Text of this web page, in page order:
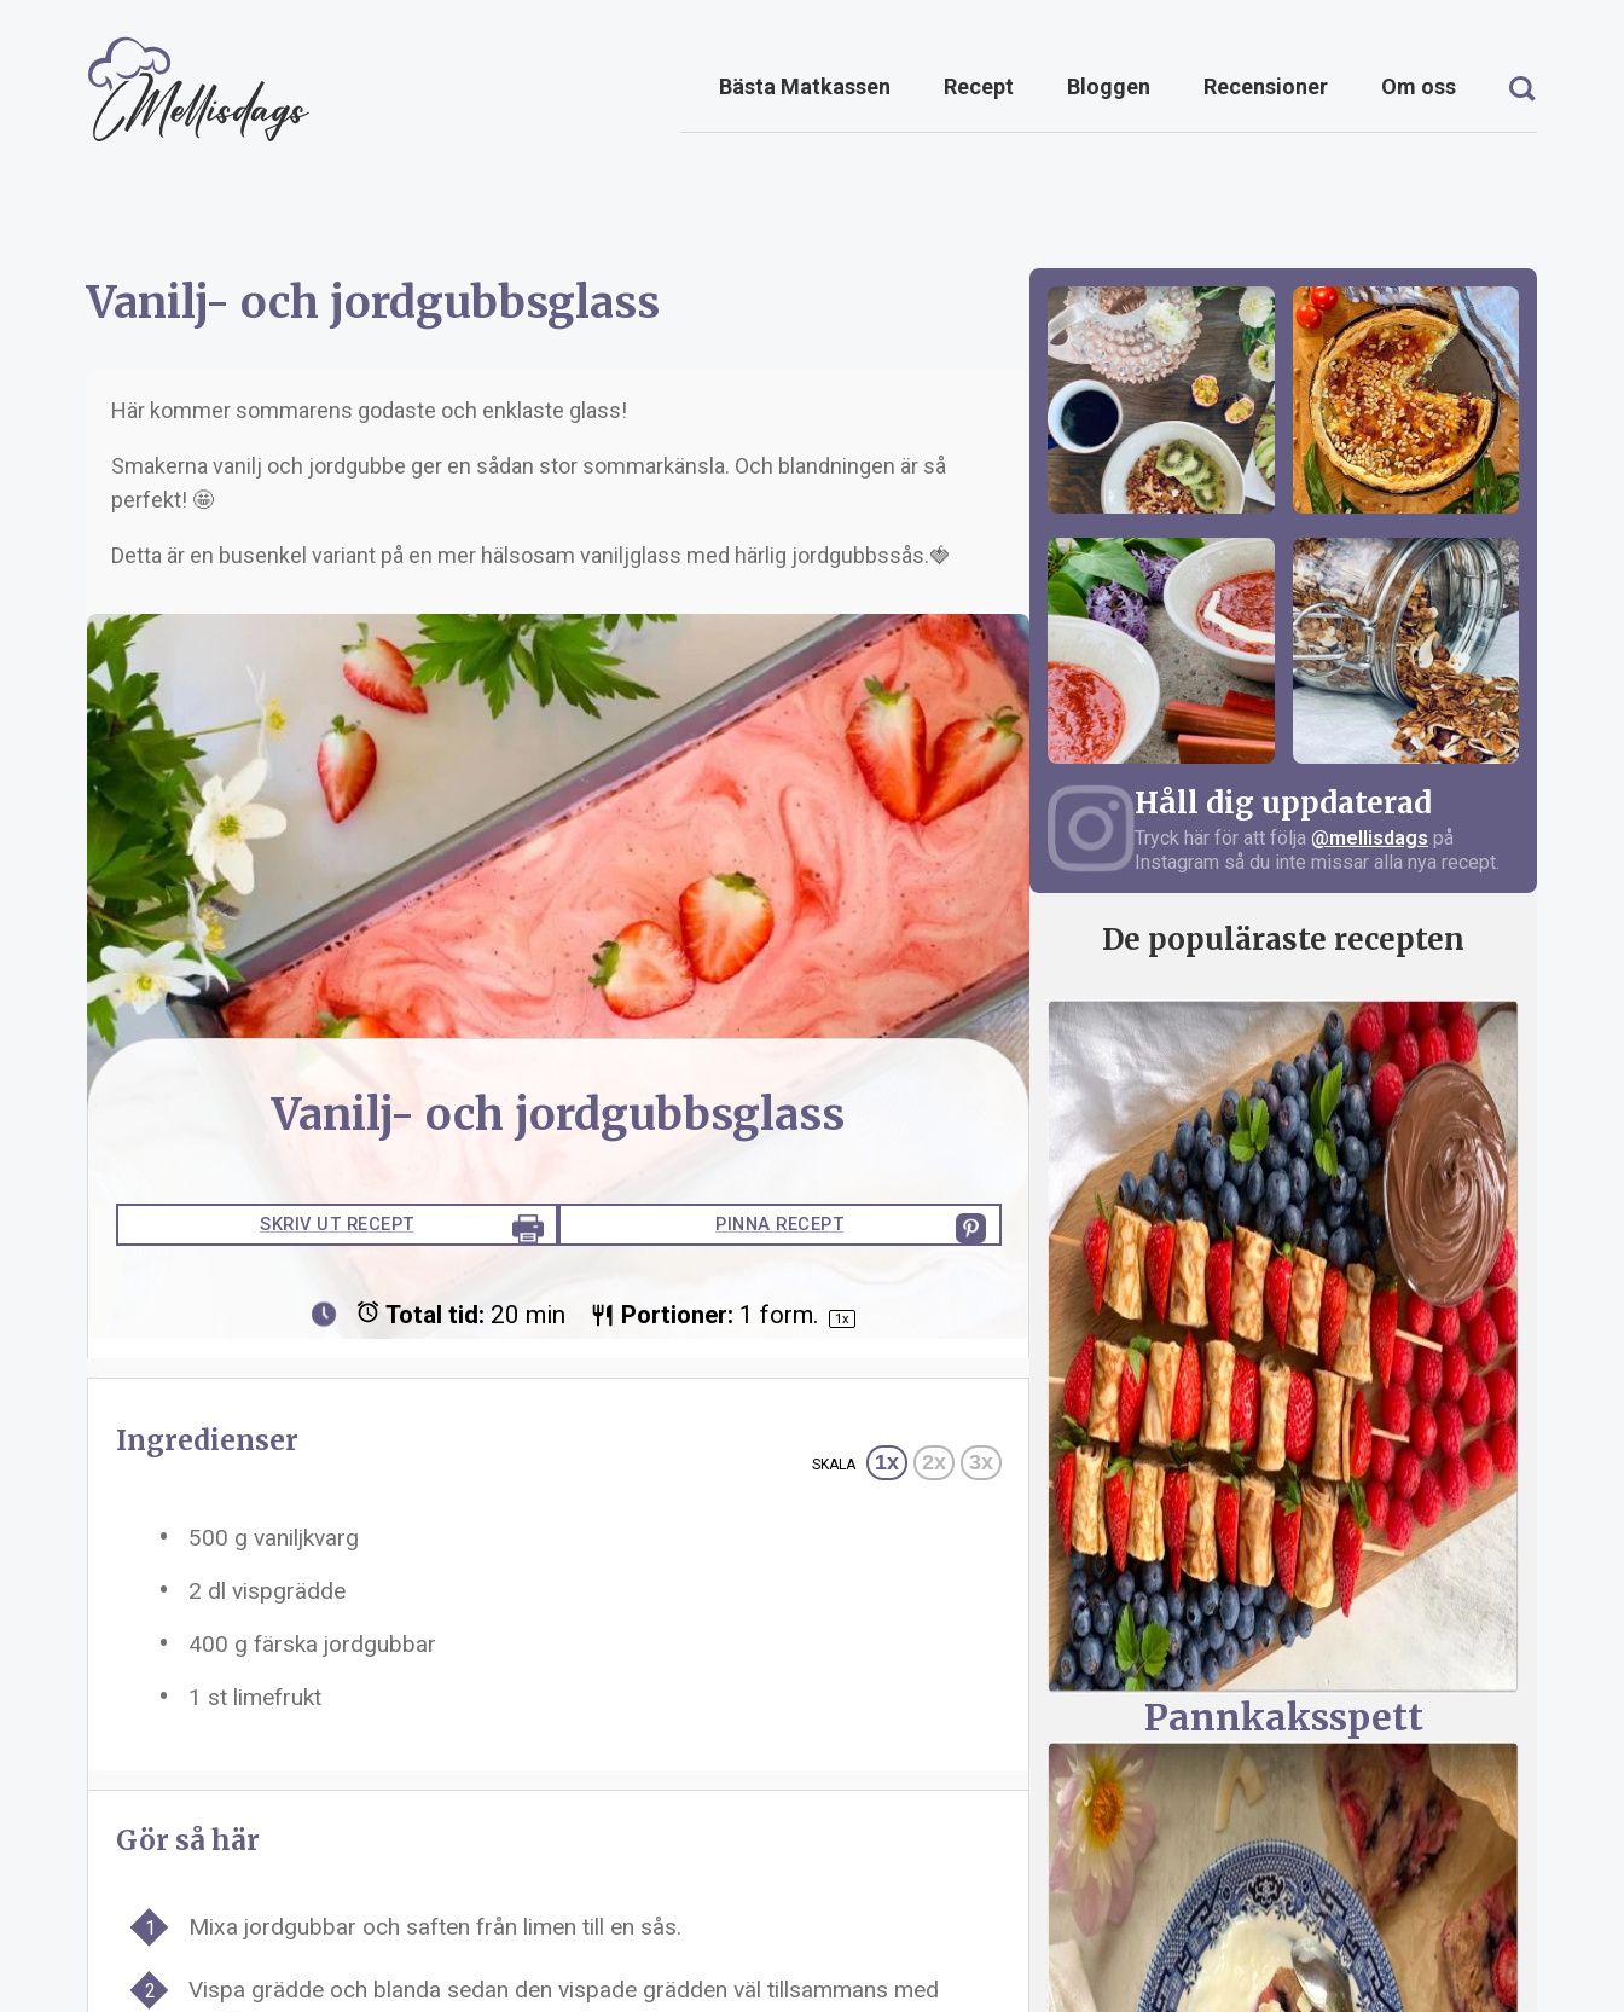
Bästa Matkassen Recept Bloggen Recensioner Om oss
Vanilj- och jordgubbsglass
Här kommer sommarens godaste och enklaste glass!
Smakerna vanilj och jordgubbe ger en sådan stor sommarkänsla. Och blandningen är så
perfekt! 🤩
Detta är en busenkel variant på en mer hälsosam vaniljglass med härlig jordgubbssås.🍓
Vanilj- och jordgubbsglass
SKRIV UT RECEPT PINNA RECEPT
Total tid: 20 min Portioner: 1 form. 1x
Ingredienser
SKALA 1x 2x 3x
500 g vaniljkvarg
2 dl vispgrädde
400 g färska jordgubbar
1 st limefrukt
Gör så här
Mixa jordgubbar och saften från limen till en sås.
Vispa grädde och blanda sedan den vispade grädden väl tillsammans med
Håll dig uppdaterad
Tryck här för att följa @mellisdags på
Instagram så du inte missar alla nya recept.
De populäraste recepten
Pannkaksspett